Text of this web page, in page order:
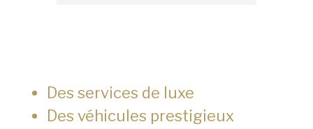
Des services de luxe
Des véhicules prestigieux